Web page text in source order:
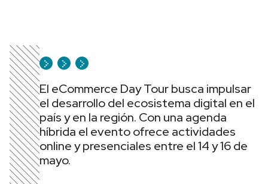
El eCommerce Day Tour busca impulsar
el desarrollo del ecosistema digital en el
país y en la región. Con una agenda
híbrida el evento ofrece actividades
online y presenciales entre el 14 y 16 de
mayo.